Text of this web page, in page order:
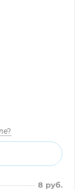
8 руб.